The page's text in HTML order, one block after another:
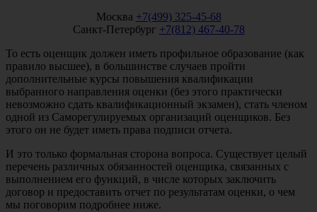
Москва +7(499) 325-45-68
Санкт-Петербург +7(812) 467-40-78
То есть оценщик должен иметь профильное образование (как
правило высшее), в большинстве случаев пройти
дополнительные курсы повышения квалификации
выбранного направления оценки (без этого практически
невозможно сдать квалификационный экзамен), стать членом
одной из Саморегулируемых организаций оценщиков. Без
этого он не будет иметь права подписи отчета.
И это только формальная сторона вопроса. Существует целый
перечень различных обязанностей оценщика, связанных с
выполнением его функций, в числе которых заключить
договор и предоставить отчет по результатам оценки, о чем
мы поговорим подробнее ниже.